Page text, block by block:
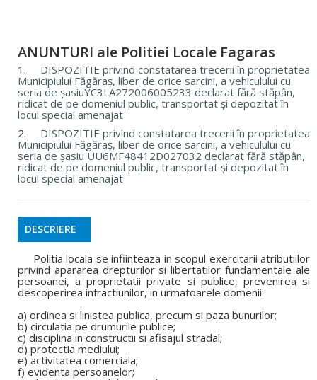
ANUNTURI ale Politiei Locale Fagaras
1. DISPOZITIE privind constatarea trecerii în proprietatea
Municipiului Făgăraș, liber de orice sarcini, a vehiculului cu
seria de șasiuYC3LA272006005233 declarat fără stăpân,
ridicat de pe domeniul public, transportat și depozitat în
locul special amenajat
2. DISPOZITIE privind constatarea trecerii în proprietatea
Municipiului Făgăraș, liber de orice sarcini, a vehiculului cu
seria de șasiu UU6MF48412D027032 declarat fără stăpân,
ridicat de pe domeniul public, transportat și depozitat în
locul special amenajat
DESCRIERE
Politia locala se infiinteaza in scopul exercitarii atributiilor
privind apararea drepturilor si libertatilor fundamentale ale
persoanei, a proprietatii private si publice, prevenirea si
descoperirea infractiunilor, in urmatoarele domenii:
a) ordinea si linistea publica, precum si paza bunurilor;
b) circulatia pe drumurile publice;
c) disciplina in constructii si afisajul stradal;
d) protectia mediului;
e) activitatea comerciala;
f) evidenta persoanelor;